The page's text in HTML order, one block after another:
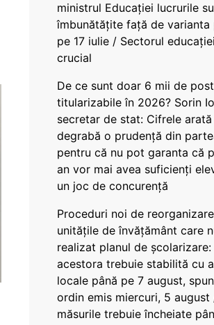
ministrul Educației lucrurile
îmbunătățite față de varianta
pe 17 iulie / Sectorul
crucial
De ce sunt doar 6 mii de
titularizabile în 2026? Sorin
secretar de stat: Cifrele arată
degrabă o prudență din
pentru că nu pot garanta că
an vor mai avea suficienți
un joc de concurență
Proceduri noi de
unitățile de învățământ care
realizat planul de școlarizare:
acestora trebuie stabilită cu
locale până pe 7 august,
ordin emis miercuri, 5 august
măsurile trebuie încheiate